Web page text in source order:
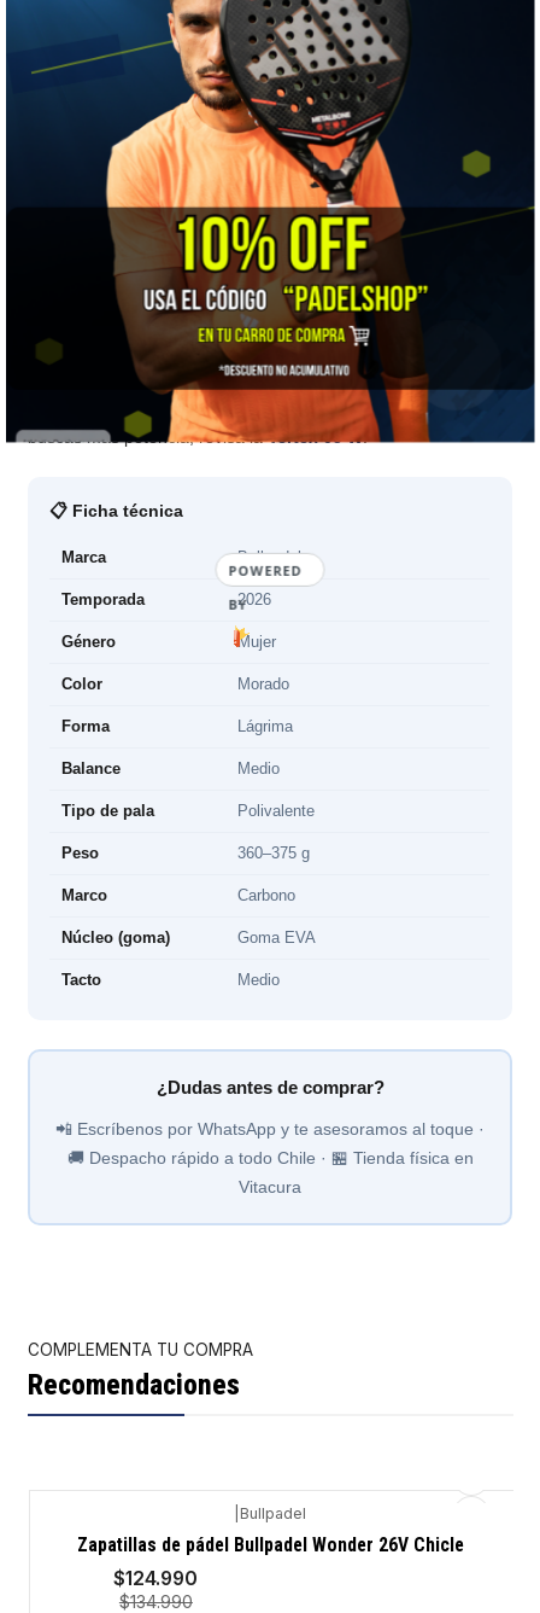
★★★☆☆
Muy buen equilibrio general — no te deja corta ni en defensa ni
cuando decides acelerar el punto.
⚠️ A TENER EN CUENTA
Si tu prioridad es la potencia de remate por sobre el equilibrio,
vas a sentir menos pegada que en una pala de balance alto.
🎯 ¿Para quién es?
Para jugadoras que construyen el punto y quieren una pala
que las acompañe tanto en defensa como en ataque. Si
buscas más potencia, revisa laVertex 05 W.
📋 Ficha técnica
Marca Bullpadel
Temporada 2026
Género Mujer
Color Morado
Forma Lágrima
Balance Medio
Tipo de pala Polivalente
Peso 360–375 g
Marco Carbono
Núcleo (goma) Goma EVA
Tacto Medio
¿Dudas antes de comprar?
📲 Escríbenos por WhatsApp y te asesoramos al toque ·
🚚 Despacho rápido a todo Chile · 🏪 Tienda física en
Vitacura
COMPLEMENTA TU COMPRA
Recomendaciones
-7%
Bullpadel
Zapatillas de pádel Bullpadel Wonder 26V Chicle
$124.990
$134.990
POWERED
BY